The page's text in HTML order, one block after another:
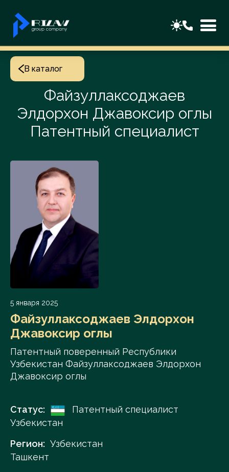
В каталог
Файзуллаксоджаев
Элдорхон Джавоксир оглы
Патентный специалист
5 января 2025
Файзуллаксоджаев Элдорхон
Джавоксир оглы
Патентный поверенный Республики
Узбекистан Файзуллаксоджаев Элдорхон
Джавоксир оглы
Статус:
Патентный специалист
Узбекистан
Регион: Узбекистан
Ташкент